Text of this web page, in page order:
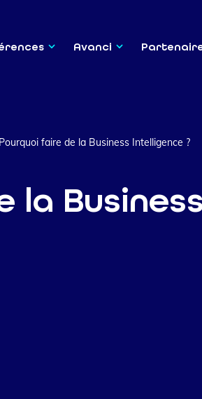
Avanci
Pourquoi faire de la Business Intelligence ?
la